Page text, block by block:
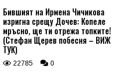
Бившият на Ирмена Чичикова
изригна срещу Дочев: Копеле
мръсно, ще ти отрежа топките!
(Стефан Щерев побесня – ВИЖ
ТУК)
22785 0